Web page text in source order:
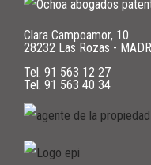
Clara Campoamor, 10
28232 Las Rozas -
Tel. 91 563 12 27
Tel. 91 563 40 34